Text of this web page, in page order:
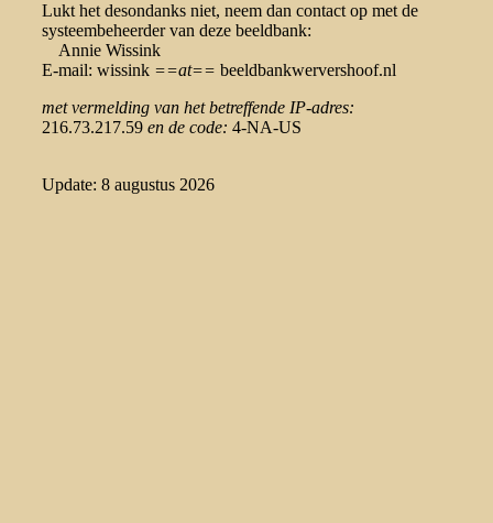
Lukt het desondanks niet, neem dan contact op met de
systeembeheerder van deze beeldbank:
Annie Wissink
E-mail: wissink ==at== beeldbankwervershoof.nl
met vermelding van het betreffende IP-adres:
216.73.217.59 en de code: 4-NA-US
Update: 8 augustus 2026